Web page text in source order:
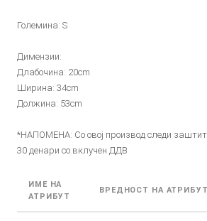
Големина: S
Димензии:
Длабочина: 20cm
Ширина: 34cm
Должина: 53cm
*НАПОМЕНА: Со овој производ следи
30 денари со вклучен ДДВ
ИМЕ НА
АТРИБУТ
ВРЕДНОСТ НА